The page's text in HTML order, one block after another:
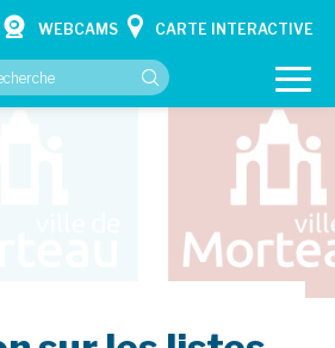
WEBCAMS CARTE INTERACTIVE